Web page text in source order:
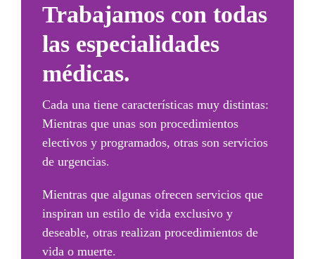
Trabajamos con todas
las especialidades
médicas.
Cada una tiene características muy distintas:
Mientras que unas son procedimientos
electivos y programados, otras son servicios
de urgencias.
Mientras que algunas ofrecen servicios que
inspiran un estilo de vida exclusivo y
deseable, otras realizan procedimientos de
vida o muerte.